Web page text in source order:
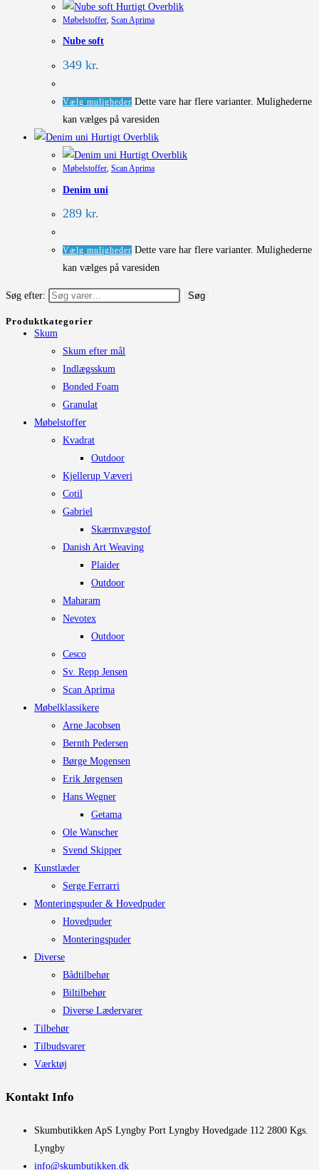
Hurtigt Overblik
Møbelstoffer Scan Aprima
Nube soft
349 kr.
Vælg muligheder Dette vare har flere varianter. Mulighederne
kan vælges på varesiden
Hurtigt Overblik
Hurtigt Overblik
Møbelstoffer, Scan Aprima
Denim uni
289 kr.
Vælg muligheder Dette vare har flere varianter. Mulighederne
kan vælges på varesiden
Søg efter: Søg
Produktkategorier
Skum
Skum efter mål
Indlægsskum
Bonded Foam
Granulat
Møbelstoffer
Kvadrat
Outdoor
Kjellerup Væveri
Cotil
Gabriel
Skærmvægstof
Danish Art Weaving
Plaider
Outdoor
Maharam
Nevotex
Outdoor
Cesco
Sv. Repp Jensen
Scan Aprima
Møbelklassikere
Arne Jacobsen
Bernth Pedersen
Børge Mogensen
Erik Jørgensen
Hans Wegner
Getama
Ole Wanscher
Svend Skipper
Kunstlæder
Serge Ferrarri
Monteringspuder & Hovedpuder
Hovedpuder
Monteringspuder
Diverse
Bådtilbehør
Biltilbehør
Diverse Lædervarer
Tilbehør
Tilbudsvarer
Værktøj
Kontakt Info
​Skumbutikken ApS Lyngby Port Lyngby Hovedgade 112 2800 Kgs.
Lyngby
info@skumbutikken.dk